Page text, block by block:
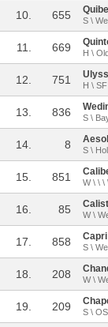
10. 655 S \
11. 669 H \
12. 751 H \
13. 836 S \
14. 8 S \
15. 851 W \ \ \
16. 85 W \
17. 858 S \
18. 208 W \
19. 209 S \